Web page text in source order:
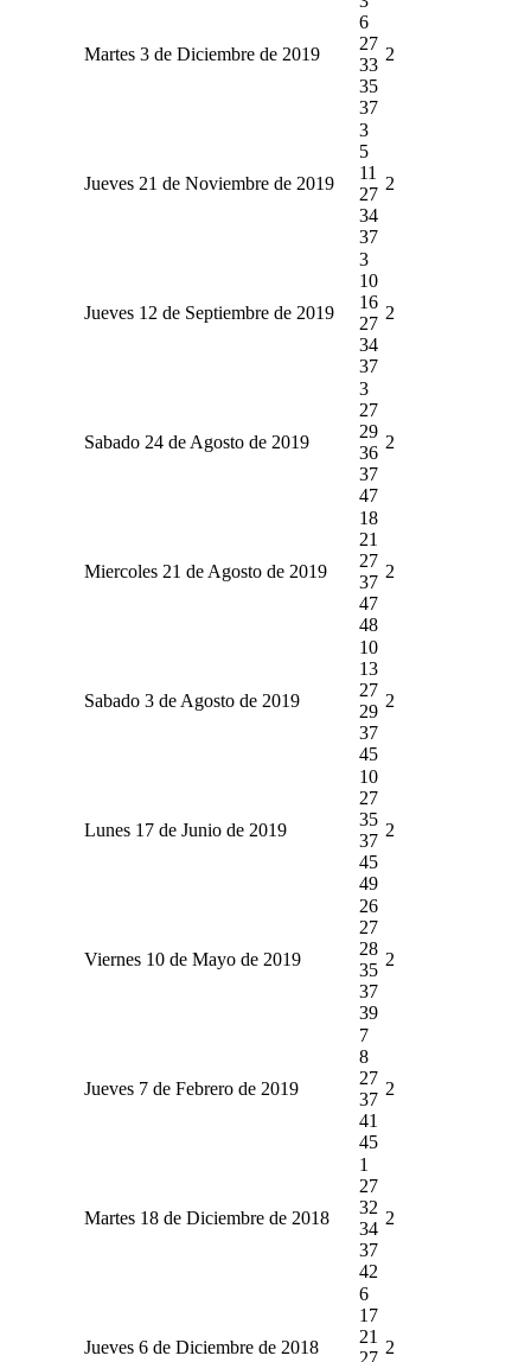
Martes 3 de Diciembre de 2019
6
27
33
35
37
2
Jueves 21 de Noviembre de 2019
3
5
11
27
34
37
2
Jueves 12 de Septiembre de 2019
3
10
16
27
34
37
2
Sabado 24 de Agosto de 2019
3
27
29
36
37
47
2
Miercoles 21 de Agosto de 2019
18
21
27
37
47
48
2
Sabado 3 de Agosto de 2019
10
13
27
29
37
45
2
Lunes 17 de Junio de 2019
10
27
35
37
45
49
2
Viernes 10 de Mayo de 2019
26
27
28
35
37
39
2
Jueves 7 de Febrero de 2019
7
8
27
37
41
45
2
Martes 18 de Diciembre de 2018
1
27
32
34
37
42
2
Jueves 6 de Diciembre de 2018
6
17
21
27
2